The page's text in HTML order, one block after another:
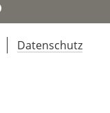
Datenschutz